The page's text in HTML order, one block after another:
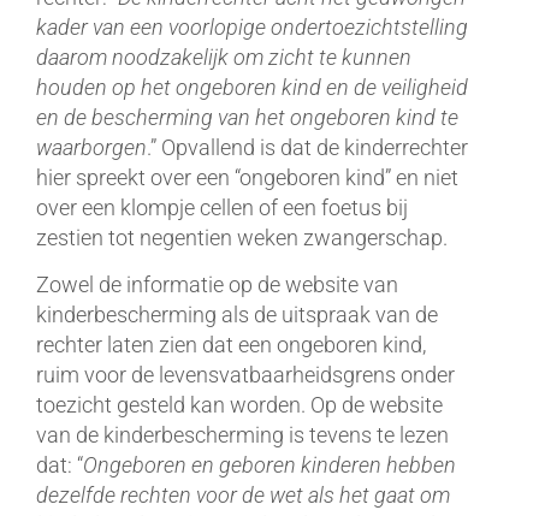
kader van een voorlopige ondertoezichtstelling
daarom noodzakelijk om zicht te kunnen
houden op het ongeboren kind en de veiligheid
en de bescherming van het ongeboren kind te
waarborgen.” Opvallend is dat de kinderrechter
hier spreekt over een “ongeboren kind” en niet
over een klompje cellen of een foetus bij
zestien tot negentien weken zwangerschap.
Zowel de informatie op de website van
kinderbescherming als de uitspraak van de
rechter laten zien dat een ongeboren kind,
ruim voor de levensvatbaarheidsgrens onder
toezicht gesteld kan worden. Op de website
van de kinderbescherming is tevens te lezen
dat: “Ongeboren en geboren kinderen hebben
dezelfde rechten voor de wet als het gaat om